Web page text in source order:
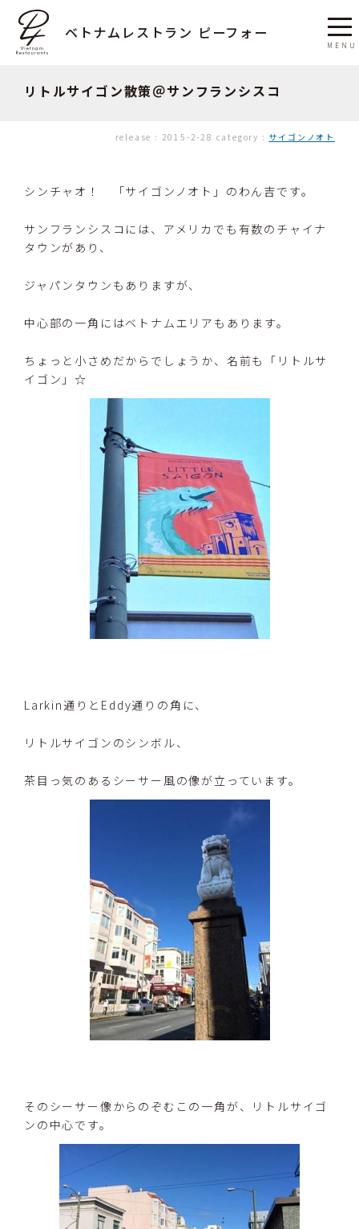
ベトナムレストラン ピーフォー
リトルサイゴン散策＠サンフランシスコ
release : 2015-2-28 category : サイゴンノオト
シンチャオ！ 「サイゴンノオト」のわん吉です。
サンフランシスコには、アメリカでも有数のチャイナ
タウンがあり、
ジャパンタウンもありますが、
中心部の一角にはベトナムエリアもあります。
ちょっと小さめだからでしょうか、名前も「リトルサ
イゴン」☆
Larkin通りとEddy通りの角に、
リトルサイゴンのシンボル、
茶目っ気のあるシーサー風の像が立っています。
そのシーサー像からのぞむこの一角が、リトルサイゴ
ンの中心です。